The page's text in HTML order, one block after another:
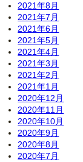
2021年8月
2021年7月
2021年6月
2021年5月
2021年4月
2021年3月
2021年2月
2021年1月
2020年12月
2020年11月
2020年10月
2020年9月
2020年8月
2020年7月